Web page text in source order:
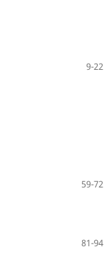
9-22
59-72
81-94